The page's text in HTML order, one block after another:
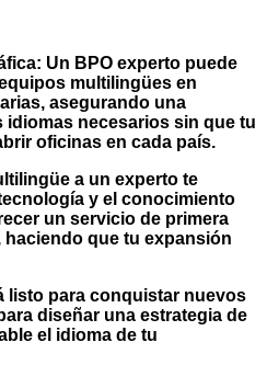
Un BPO experto puede
multilingües en
asegurando una
idiomas necesarios sin que tu
oficinas en cada país.
a un experto te
y el conocimiento
un servicio de primera
que tu expansión
listo para conquistar nuevos
diseñar una estrategia de
el idioma de tu